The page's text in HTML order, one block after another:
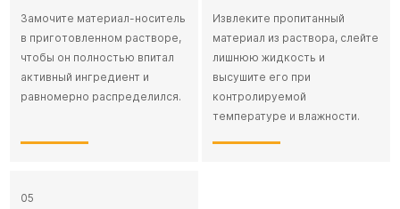
Замочите материал-носитель
в приготовленном растворе,
чтобы он полностью впитал
активный ингредиент и
равномерно распределился.
Извлеките пропитанный
материал из раствора, слейте
лишнюю жидкость и
высушите его при
контролируемой
температуре и влажности.
05